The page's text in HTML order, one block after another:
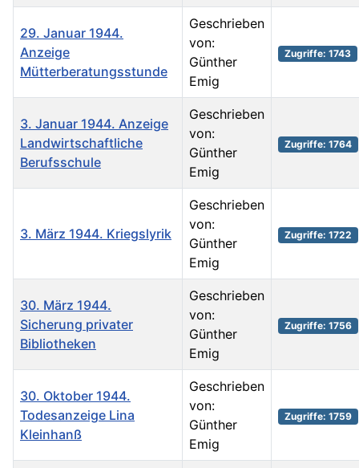
29. Januar 1944.
Anzeige
Mütterberatungsstunde
Geschrieben
von:
Günther
Emig
Zugriffe: 1743
3. Januar 1944. Anzeige
Landwirtschaftliche
Berufsschule
Geschrieben
von:
Günther
Emig
Zugriffe: 1764
3. März 1944. Kriegslyrik
Geschrieben
von:
Günther
Emig
Zugriffe: 1722
30. März 1944.
Sicherung privater
Bibliotheken
Geschrieben
von:
Günther
Emig
Zugriffe: 1756
30. Oktober 1944.
Todesanzeige Lina
Kleinhanß
Geschrieben
von:
Günther
Emig
Zugriffe: 1759